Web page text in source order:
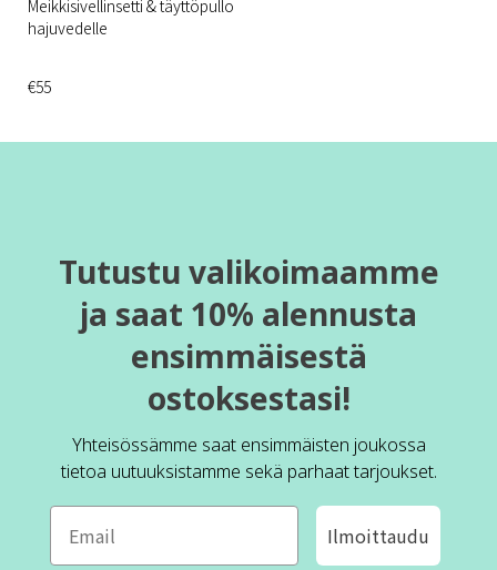
Meikkisivellinsetti & täyttöpullo
hajuvedelle
€55
Tutustu valikoimaamme
ja saat 10% alennusta
ensimmäisestä
ostoksestasi!
Yhteisössämme saat ensimmäisten joukossa
tietoa uutuuksistamme sekä parhaat tarjoukset.
Ilmoittaudu